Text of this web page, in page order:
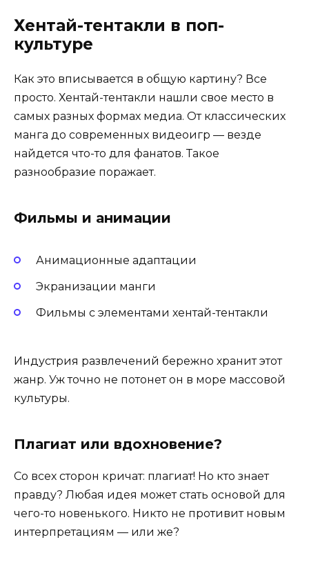
Хентай-тентакли в поп-
культуре
Как это вписывается в общую картину? Все
просто. Хентай-тентакли нашли свое место в
самых разных формах медиа. От классических
манга до современных видеоигр — везде
найдется что-то для фанатов. Такое
разнообразие поражает.
Фильмы и анимации
Анимационные адаптации
Экранизации манги
Фильмы с элементами хентай-тентакли
Индустрия развлечений бережно хранит этот
жанр. Уж точно не потонет он в море массовой
культуры.
Плагиат или вдохновение?
Со всех сторон кричат: плагиат! Но кто знает
правду? Любая идея может стать основой для
чего-то новенького. Никто не противит новым
интерпретациям — или же?